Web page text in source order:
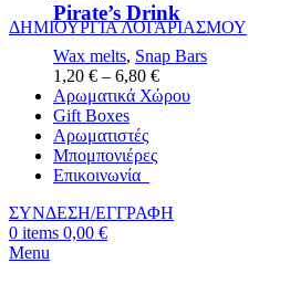
Pirate’s Drink
Wax melts, Snap Bars
1,20 € – 6,80 €
Αρωματικά Χώρου
Gift Boxes
Αρωματιστές
Μπομπονιέρες
Επικοινωνία
ΣΥΝΔΕΣΗ/ΕΓΓΡΑΦΗ
0 items 0,00 €
Menu
ΔΗΜΙΟΥΡΓΙΑ ΛΟΓΑΡΙΑΣΜΟΥ